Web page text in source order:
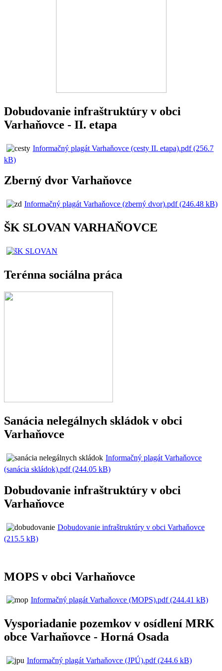
Dobudovanie infraštruktúry v obci
Varhaňovce - II. etapa
Informačný plagát Varhaňovce (cesty II. etapa).pdf (256.7
kB)
Zberný dvor Varhaňovce
Informačný plagát Varhaňovce (zberný dvor).pdf (246.48 kB)
ŠK SLOVAN VARHAŇOVCE
Terénna sociálna práca
Sanácia nelegálnych skládok v obci
Varhaňovce
Informačný plagát Varhaňovce
(sanácia skládok).pdf (244.05 kB)
Dobudovanie infraštruktúry v obci
Varhaňovce
Dobudovanie infraštruktúry v obci Varhaňovce
(215.5 kB)
MOPS v obci Varhaňovce
Informačný plagát Varhaňovce (MOPS).pdf (244.41 kB)
Vysporiadanie pozemkov v osídlení MRK
obce Varhaňovce - Horná Osada
Informačný plagát Varhaňovce (JPÚ).pdf (244.6 kB)